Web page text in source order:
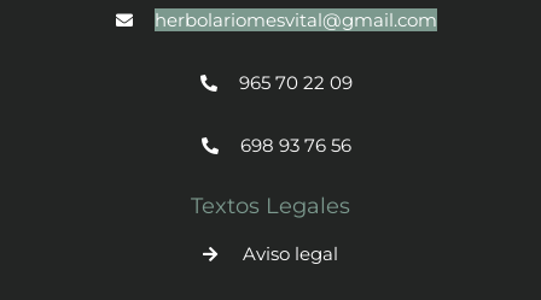
herbolariomesvital@gmail.com
965 70 22 09
698 93 76 56
Textos Legales
Aviso legal